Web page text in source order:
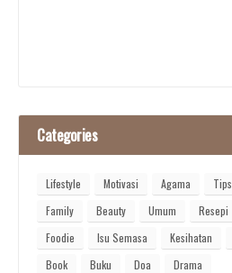
Categories
Lifestyle Motivasi Agama Tips
Family
Beauty Umum Resepi
Foodie
Isu Semasa Kesihatan
Book
Buku Doa Drama